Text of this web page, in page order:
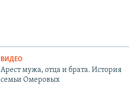
ВИДЕО
Арест мужа, отца и брата. История
семьи Омеровых